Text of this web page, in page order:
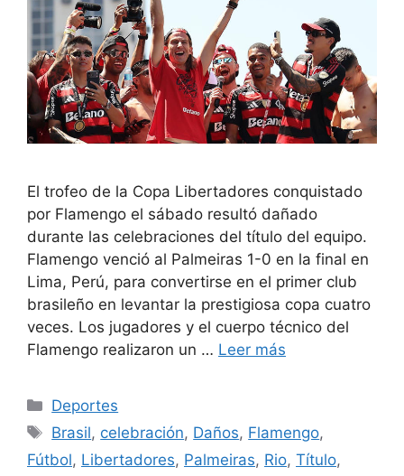
El trofeo de la Copa Libertadores conquistado
por Flamengo el sábado resultó dañado
durante las celebraciones del título del equipo.
Flamengo venció al Palmeiras 1-0 en la final en
Lima, Perú, para convertirse en el primer club
brasileño en levantar la prestigiosa copa cuatro
veces. Los jugadores y el cuerpo técnico del
Flamengo realizaron un … Leer más
Categorías
Deportes
Etiquetas
Brasil, celebración, Daños, Flamengo,
Fútbol, Libertadores, Palmeiras, Rio, Título,